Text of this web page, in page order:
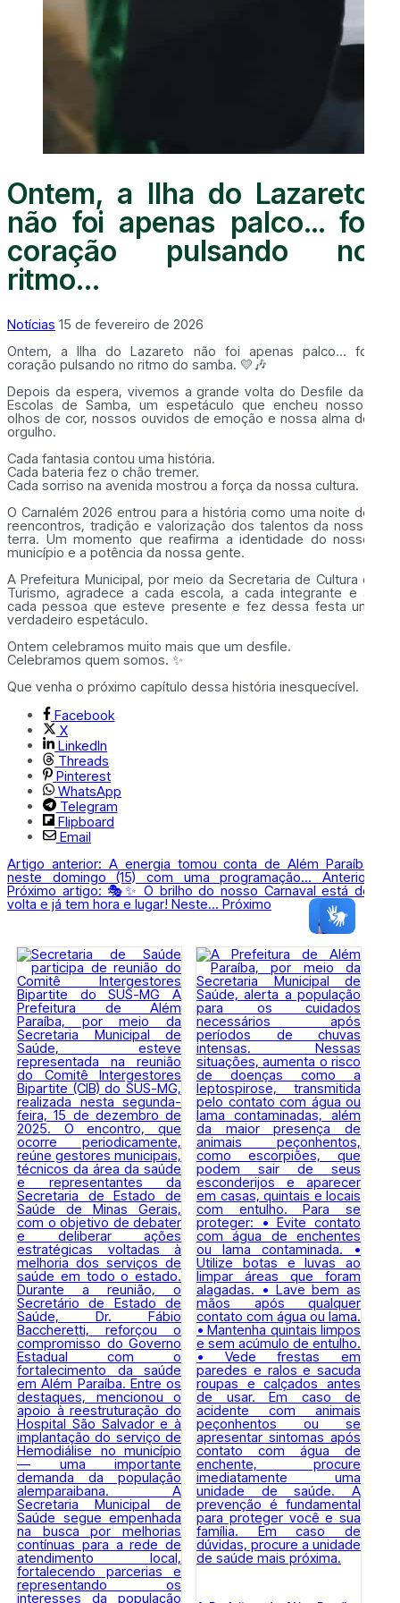
Ontem, a Ilha do Lazareto
não foi apenas palco… foi
coração pulsando no
ritmo...
Notícias 15 de fevereiro de 2026
Ontem, a Ilha do Lazareto não foi apenas palco… foi
coração pulsando no ritmo do samba. 💛🎶
Depois da espera, vivemos a grande volta do Desfile das
Escolas de Samba, um espetáculo que encheu nossos
olhos de cor, nossos ouvidos de emoção e nossa alma de
orgulho.
Cada fantasia contou uma história.
Cada bateria fez o chão tremer.
Cada sorriso na avenida mostrou a força da nossa cultura.
O Carnalém 2026 entrou para a história como uma noite de
reencontros, tradição e valorização dos talentos da nossa
terra. Um momento que reafirma a identidade do nosso
município e a potência da nossa gente.
A Prefeitura Municipal, por meio da Secretaria de Cultura e
Turismo, agradece a cada escola, a cada integrante e a
cada pessoa que esteve presente e fez dessa festa um
verdadeiro espetáculo.
Ontem celebramos muito mais que um desfile.
Celebramos quem somos. ✨
Que venha o próximo capítulo dessa história inesquecível.
Facebook
X
LinkedIn
Threads
Pinterest
WhatsApp
Telegram
Flipboard
Email
Artigo anterior: A energia tomou conta de Além Paraíba
neste domingo (15) com uma programação... Anterior
Próximo artigo: 🎭✨ O brilho do nosso Carnaval está de
volta e já tem hora e lugar! Neste... Próximo